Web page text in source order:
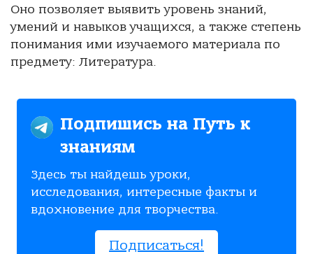
Оно позволяет выявить уровень знаний,
умений и навыков учащихся, а также степень
понимания ими изучаемого материала по
предмету: Литература.
Подпишись на Путь к
знаниям
Здесь ты найдешь уроки,
исследования, интересные факты и
вдохновение для творчества.
Подписаться!